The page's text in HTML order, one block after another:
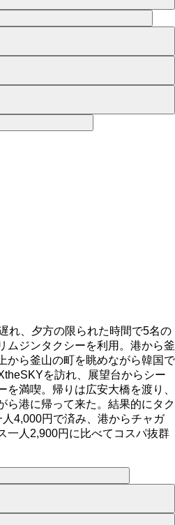
れ、夕方の限られた時間で5名の
ムジンタクシーを利用。港から釜
から釜山の町を眺めながら韓国で
を訪れ、展望台からシー
満喫。帰りは広安大橋を渡り、
ら港に帰って来た。結果的にタク
4,000円で済み、港からチャガ
一人2,900円に比べてコスパ抜群